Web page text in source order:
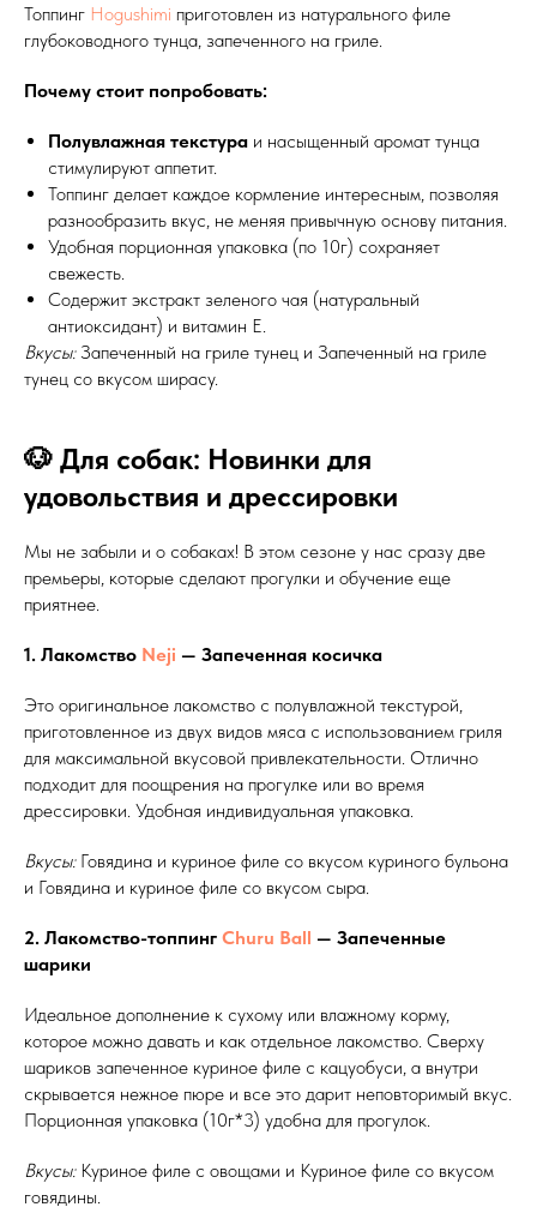
Топпинг Hogushimi приготовлен из натурального филе
глубоководного тунца, запеченного на гриле.
Почему стоит попробовать:
Полувлажная текстура и насыщенный аромат тунца
стимулируют аппетит.
Топпинг делает каждое кормление интересным, позволяя
разнообразить вкус, не меняя привычную основу питания.
Удобная порционная упаковка (по 10г) сохраняет
свежесть.
Содержит экстракт зеленого чая (натуральный
антиоксидант) и витамин Е.
Вкусы:Запеченный на гриле тунец и Запеченный на гриле
тунец со вкусом ширасу.
🐶 Для собак: Новинки для
удовольствия и дрессировки
Мы не забыли и о собаках! В этом сезоне у нас сразу две
премьеры, которые сделают прогулки и обучение еще
приятнее.
1. Лакомство Neji — Запеченная косичка
Это оригинальное лакомство с полувлажной текстурой,
приготовленное из двух видов мяса с использованием гриля
для максимальной вкусовой привлекательности. Отлично
подходит для поощрения на прогулке или во время
дрессировки. Удобная индивидуальная упаковка.
Вкусы:Говядина и куриное филе со вкусом куриного бульона
и Говядина и куриное филе со вкусом сыра.
2. Лакомство-топпинг Churu Ball — Запеченные
шарики
Идеальное дополнение к сухому или влажному корму,
которое можно давать и как отдельное лакомство. Сверху
шариков запеченное куриное филе с кацуобуси, а внутри
скрывается нежное пюре и все это дарит неповторимый вкус.
Порционная упаковка (10г*3) удобна для прогулок.
Вкусы:Куриное филе с овощами и Куриное филе со вкусом
говядины.